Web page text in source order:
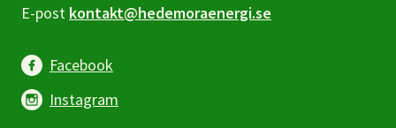
E-post kontakt@hedemoraenergi.se
Facebook
Instagram